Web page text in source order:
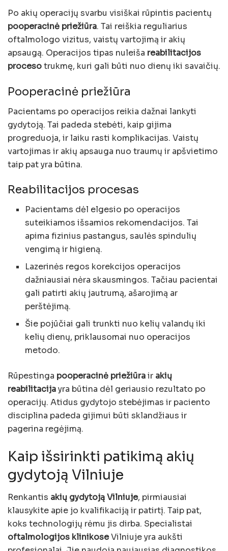
Po akių operacijų svarbu visiškai rūpintis pacientų
pooperacinė priežiūra. Tai reiškia reguliarius
oftalmologo vizitus, vaistų vartojimą ir akių
apsaugą. Operacijos tipas nuleiša reabilitacijos
procesotrukmę, kuri gali būti nuo dienų iki savaičių.
Pooperacinė priežiūra
Pacientams po operacijos reikia dažnai lankyti
gydytoją. Tai padeda stebėti, kaip gijima
progreduoja, ir laiku rasti komplikacijas. Vaistų
vartojimas ir akių apsauga nuo traumų ir apšvietimo
taip pat yra būtina.
Reabilitacijos procesas
Pacientams dėl elgesio po operacijos
suteikiamos išsamios rekomendacijos. Tai
apima fizinius pastangus, saulės spindulių
vengimą ir higieną.
Lazerinės regos korekcijos operacijos
dažniausiai nėra skausmingos. Tačiau pacientai
gali patirti akių jautrumą, ašarojimą ar
perštėjimą.
Šie pojūčiai gali trunkti nuo kelių valandų iki
kelių dienų, priklausomai nuo operacijos
metodo.
Rūpestinga pooperacinė priežiūrair akių
reabilitacijayra būtina dėl geriausio rezultato po
operacijų. Atidus gydytojo stebėjimas ir paciento
disciplina padeda gijimui būti sklandžiaus ir
pagerina regėjimą.
Kaip išsirinkti patikimą akių
gydytoją Vilniuje
Renkantis akių gydytoją Vilniuje, pirmiausiai
klausykite apie jo kvalifikaciją ir patirtį. Taip pat,
koks technologijų rėmu jis dirba. Specialistai
oftalmologijos klinikoseVilniuje yra aukšti